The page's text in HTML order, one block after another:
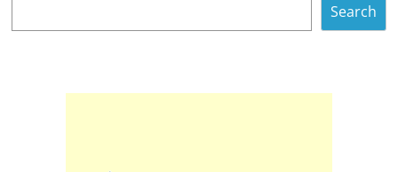
Search